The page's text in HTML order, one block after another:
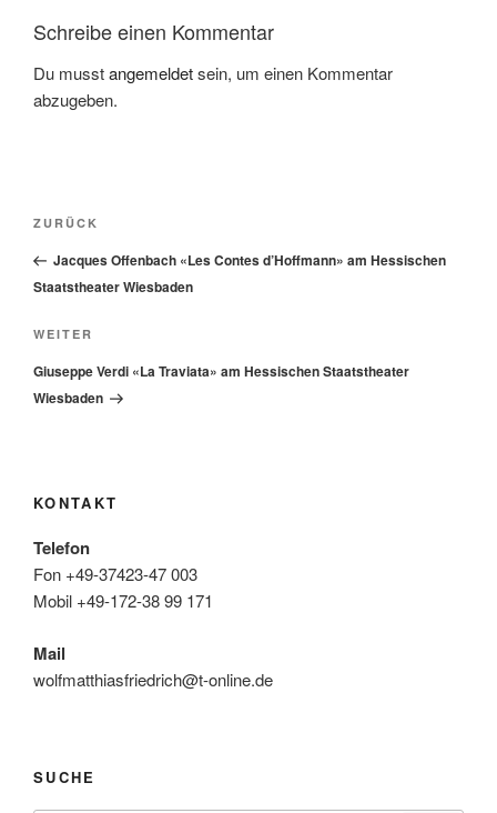
Schreibe einen Kommentar
Du musstangemeldetsein, um einen Kommentar
abzugeben.
Beitragsnavigation
Vorheriger
Beitrag
ZURÜCK
Jacques Offenbach «Les Contes d’Hoffmann» am Hessischen
Staatstheater Wiesbaden
Nächster
Beitrag
WEITER
Giuseppe Verdi «La Traviata» am Hessischen Staatstheater
Wiesbaden
KONTAKT
Telefon
Fon +49-37423-47 003
Mobil +49-172-38 99 171
Mail
wolfmatthiasfriedrich@t-online.de
SUCHE